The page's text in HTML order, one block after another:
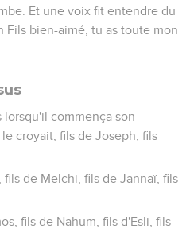
Et une voix fit entendre du
Fils bien-aimé, tu as toute mon
lorsqu'il commença son
croyait, fils de Joseph, fils
de Melchi, fils de Jannaï, fils
fils de Nahum, fils d'Esli, fils